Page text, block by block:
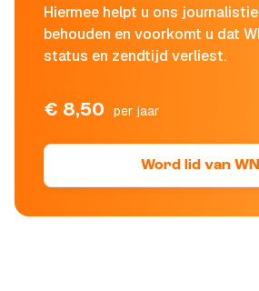
Hiermee helpt u ons
behouden en voorkomt u dat
status en zendtijd verliest.
€ 8,50 per jaar
Word lid van